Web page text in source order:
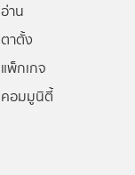
อ่าน
ตาตั้ง
แพ็กเกจ
คอมมูนิตี้